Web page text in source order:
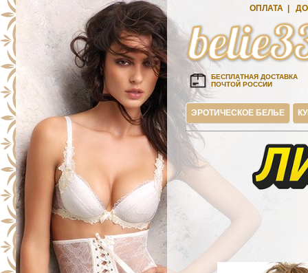
ОПЛАТА
БЕСПЛАТНАЯ ДОСТАВКА
ПОЧТОЙ РОССИИ
ЭРОТИЧЕСКОЕ БЕЛЬЕ